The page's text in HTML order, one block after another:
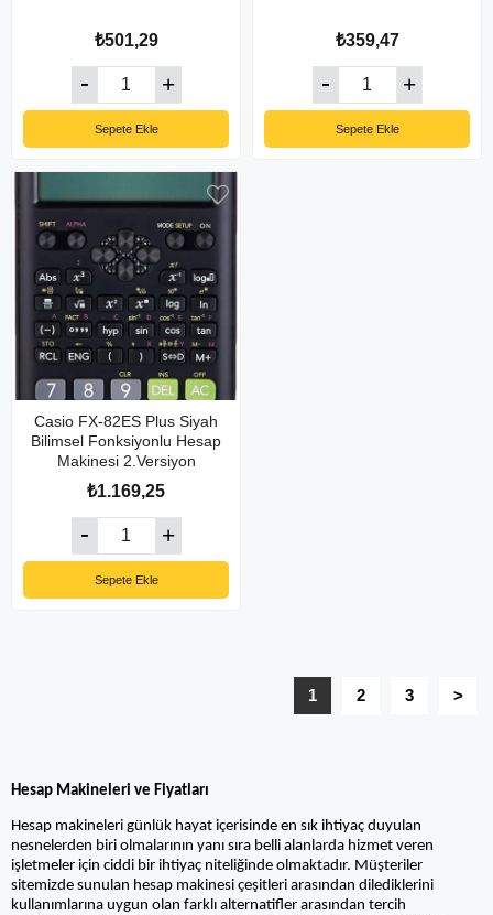
₺501,29
Sepete Ekle
₺359,47
Sepete Ekle
Casio FX-82ES Plus Siyah
Bilimsel Fonksiyonlu Hesap
Makinesi 2.Versiyon
₺1.169,25
Sepete Ekle
1 2 3 >
Hesap Makineleri ve Fiyatları
Hesap makineleri günlük hayat içerisinde en sık ihtiyaç duyulan
nesnelerden biri olmalarının yanı sıra belli alanlarda hizmet veren
işletmeler için ciddi bir ihtiyaç niteliğinde olmaktadır. Müşteriler
sitemizde sunulan hesap makinesi çeşitleri arasından dilediklerini
kullanımlarına uygun olan farklı alternatifler arasından tercih